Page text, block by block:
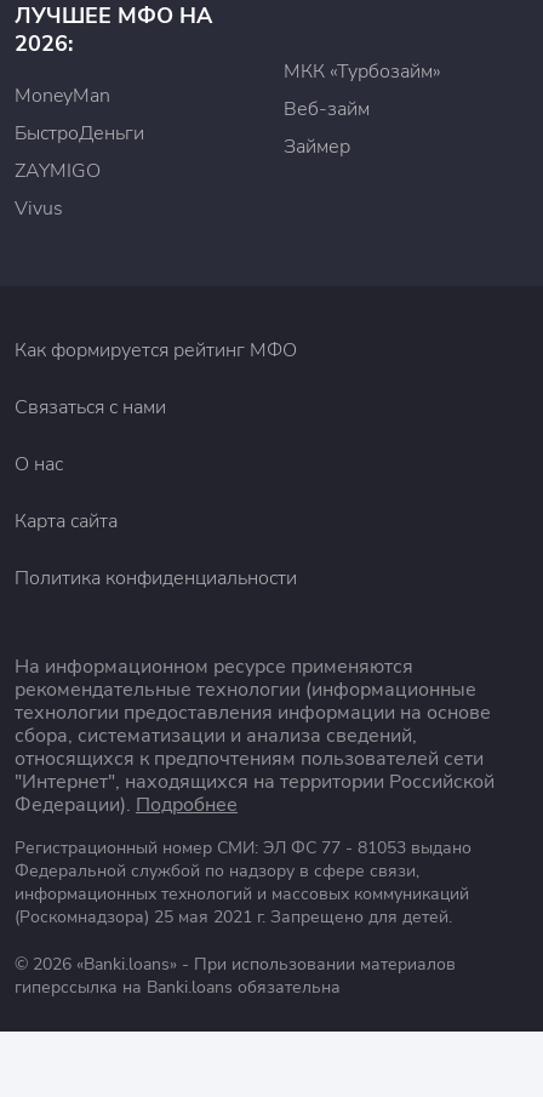
ЛУЧШЕЕ МФО НА
2026:
MoneyMan
БыстроДеньги
ZAYMIGO
Vivus
МКК «Турбозайм»
Веб-займ
Займер
Как формируется рейтинг МФО
Связаться с нами
О нас
Карта сайта
Политика конфиденциальности
На информационном ресурсе применяются
рекомендательные технологии (информационные
технологии предоставления информации на основе
сбора, систематизации и анализа сведений,
относящихся к предпочтениям пользователей сети
"Интернет", находящихся на территории Российской
Федерации). Подробнее
Регистрационный номер СМИ: ЭЛ ФС 77 - 81053 выдано
Федеральной службой по надзору в сфере связи,
информационных технологий и массовых коммуникаций
(Роскомнадзора) 25 мая 2021 г. Запрещено для детей.
© 2026 «Banki.loans» - При использовании материалов
гиперссылка на Banki.loans обязательна